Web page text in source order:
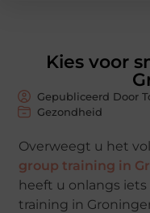
Kies voor
Gepubliceerd Door
Gezondheid
Overweegt u het
group training in
heeft u onlangs
training in